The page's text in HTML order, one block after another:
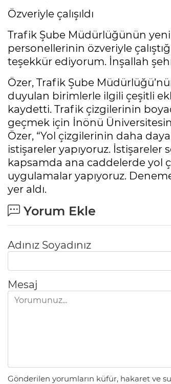
Özveriyle çalışıldı
Trafik Şube Müdürlüğünün
personellerinin özveriyle
teşekkür ediyorum. İnşallah
Özer, Trafik Şube
duyulan birimlerle ilgili çeşitli
kaydetti. Trafik çizgilerinin
geçmek için İnönü
Özer, “Yol çizgilerinin daha
istişareler yapıyoruz.
kapsamda ana caddelerde yol
uygulamalar yapıyoruz.
yer aldı.
Yorum Ekle
Adınız Soyadınız
Mesaj
Gönderilen yorumların küfür, hakaret ve